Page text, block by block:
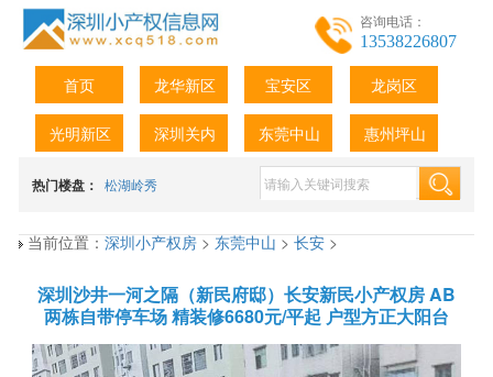
咨询电话：
13538226807
首页 龙华新区 宝安区 龙岗区
光明新区 深圳关内 东莞中山 惠州坪山
热门楼盘： 松湖岭秀
当前位置：深圳小产权房>东莞中山>长安>
深圳沙井一河之隔（新民府邸）长安新民小产权房 AB
两栋自带停车场 精装修6680元/平起 户型方正大阳台